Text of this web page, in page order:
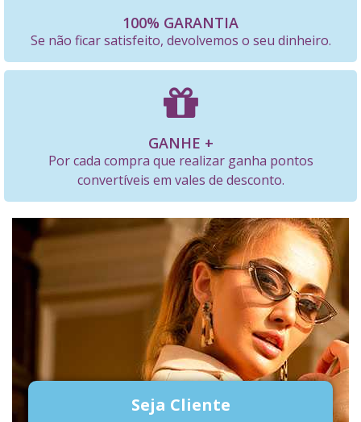
100% GARANTIA
Se não ficar satisfeito, devolvemos o seu dinheiro.
GANHE +
Por cada compra que realizar ganha pontos
convertíveis em vales de desconto.
Seja Cliente